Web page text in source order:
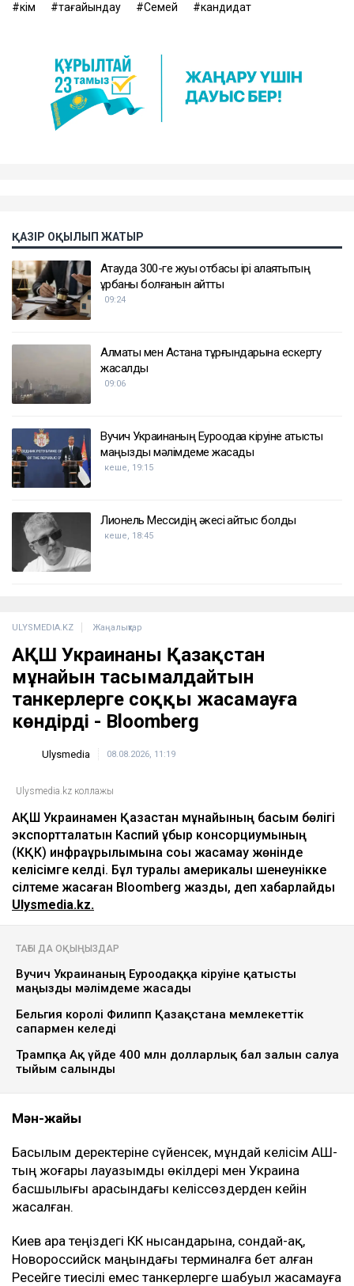
әкім тағайындау Семей кандидат
ҚАЗІР ОҚЫЛЫП ЖАТЫР
жасалды
Вучич Украинаның Еуроодаққа кіруіне қатысты
кеше, 19:15
кеше, 18:45
ULYSMEDIA.KZ Жаңалықтар
АҚШ Украинаны Қазақстан
танкерлерге соққы жасамауға
көндірді - Bloomberg
Ulysmedia
Ulysmedia.kz коллажы
экспортталатын Каспий құбыр консорциумының
келісімге келді. Бұл туралы америкалық шенеунікке
сілтеме жасаған Bloomberg жазды, деп хабарлайды
Ulysmedia.kz.
Вучич Украинаның Еуроодаққа кіруіне қатысты
маңызды мәлімдеме жасады